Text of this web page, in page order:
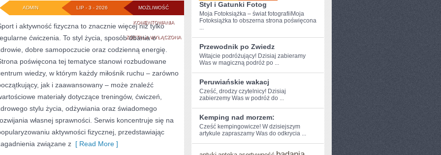
MOŻLIWOŚĆ
KOMENTOWANIADIETA
I
ODŻYWIANIE
ZOSTAŁA WYŁĄCZONA
LIP - 3 - 2026
ADMIN
i aktywność fizyczna to znacznie więcej niż tylko
ćwiczenia. To styl życia, sposób dbania o
dobre samopoczucie oraz codzienną energię.
poświęcona tej tematyce stanowi rozbudowane
wiedzy, w którym każdy miłośnik ruchu – zarówno
jak i zaawansowany – może znaleźć
materiały dotyczące treningów, ćwiczeń,
stylu życia, odżywiania oraz świadomego
własnej sprawności. Serwis koncentruje się na
aktywności fizycznej, przedstawiając
związane z [ Read More ]
Styl i Gatunki Fotog
Moja Fotoksiążka – świat fotografiiMoja
Fotoksiążka to obszerna strona poświęcona
...
Przewodnik po Zwiedz
Witajcie podróżujący! ‍Dzisiaj ⁣zabieramy
Was w magiczną podróż po ...
Peruwiańskie wakacj
Cześć, ⁢drodzy czytelnicy! Dzisiaj⁢
zabierzemy Was w podróż do‌ ...
Kemping nad morzem:
Cześć kempingowicze! W dzisiejszym
artykule zapraszamy‌ Was do odkrycia‍ ...